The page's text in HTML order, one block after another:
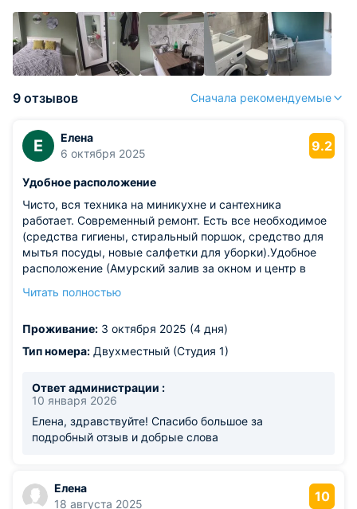
9 отзывов Сначала рекомендуемые
Е
Елена
6 октября 2025
9.2
Удобное расположение
Чисто, вся техника на миникухне и сантехника
работает. Современный ремонт. Есть все необходимое
(средства гигиены, стиральный поршок, средство для
мытья посуды, новые салфетки для уборки).Удобное
расположение (Амурский залив за окном и центр в
Из недостатков: первый этаж имеет свои минусы. Окно
спать под кондиционером (кондиционер над кроватью)
проблематично.
Читать полностью
Проживание: 3 октября 2025 (4 дня)
Тип номера: Двухместный (Студия 1)
Ответ администрации :
10 января 2026
Елена, здравствуйте! Спасибо большое за
подробный отзыв и добрые слова
Елена
18 августа 2025
10